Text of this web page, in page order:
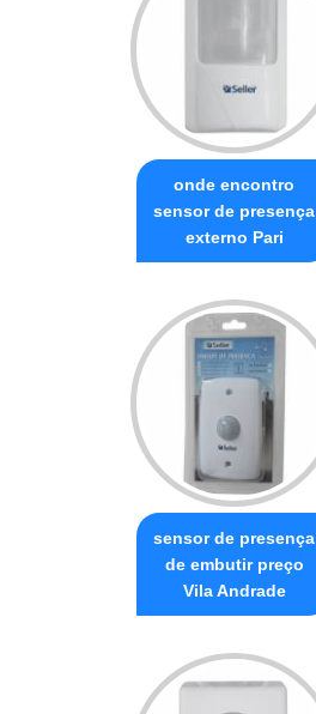
onde encontro
sensor de presença
externo Pari
sensor de presença
de embutir preço
Vila Andrade